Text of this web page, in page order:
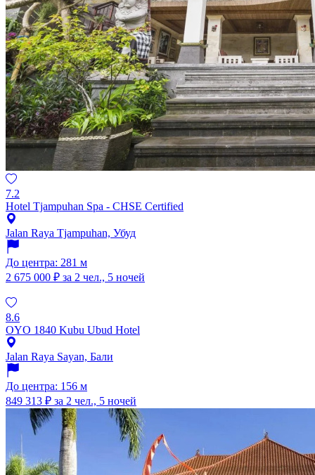
7.2
Hotel Tjampuhan Spa - CHSE Certified
Jalan Raya Tjampuhan, Убуд
До центра: 281 м
2 675 000 ₽ за 2 чел., 5 ночей
8.6
OYO 1840 Kubu Ubud Hotel
Jalan Raya Sayan, Бали
До центра: 156 м
849 313 ₽ за 2 чел., 5 ночей